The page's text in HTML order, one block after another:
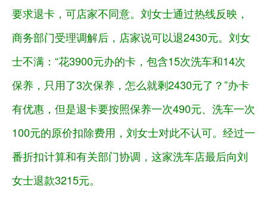
要求退卡，可店家不同意。刘女士通过热线反映，
商务部门受理调解后，店家说可以退2430元。刘女
士不满：“花3900元办的卡，包含15次洗车和14次
保养，只用了3次保养，怎么就剩2430元了？”办卡
有优惠，但是退卡要按照保养一次490元、洗车一次
100元的原价扣除费用，刘女士对此不认可。经过一
番折扣计算和有关部门协调，这家洗车店最后向刘
女士退款3215元。